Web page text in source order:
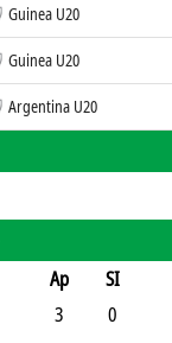
Guinea U20
Guinea U20
Argentina U20
Ap
SI
Min3
0